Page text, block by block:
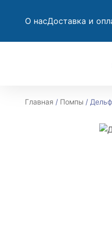
О насДоставка и
Главная / Помпы /